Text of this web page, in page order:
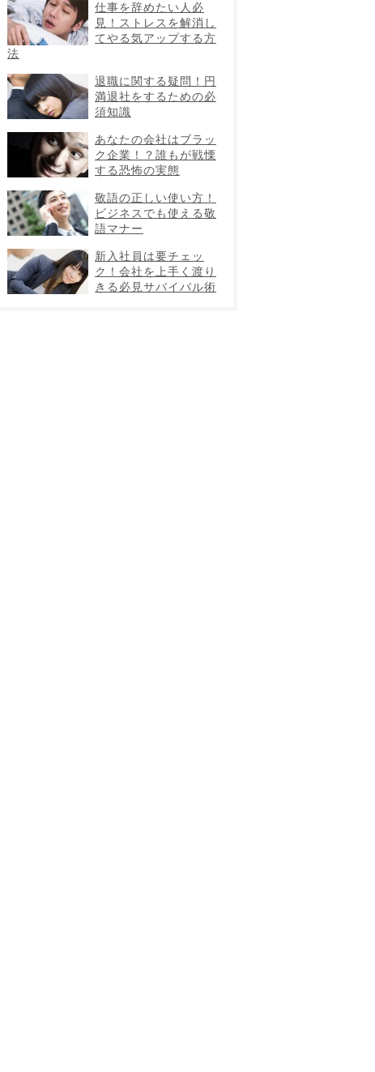
仕事を辞めたい人必
見！ストレスを解消し
てやる気アップする方
法
退職に関する疑問！円
満退社をするための必
須知識
あなたの会社はブラッ
ク企業！？誰もが戦慄
する恐怖の実態
敬語の正しい使い方！
ビジネスでも使える敬
語マナー
新入社員は要チェッ
ク！会社を上手く渡り
きる必見サバイバル術